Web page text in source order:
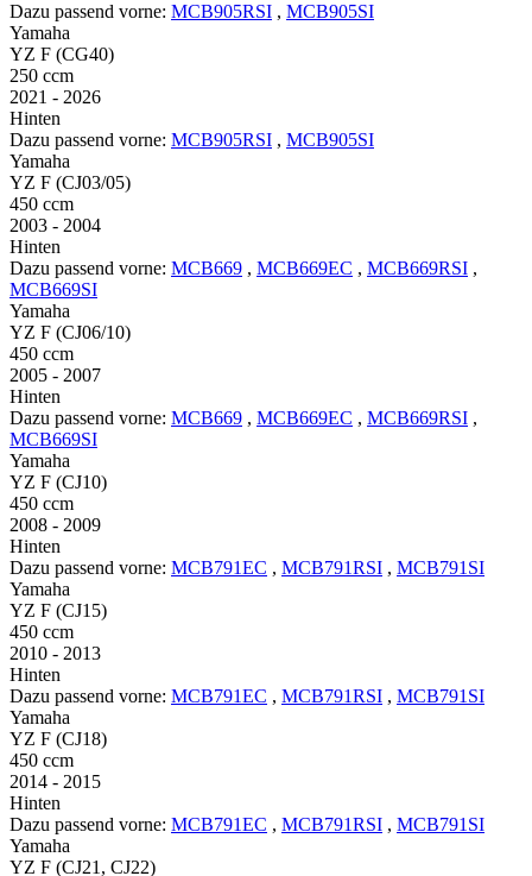
Dazu passend vorne: MCB905RSI , MCB905SI
Yamaha
YZ F (CG40)
250 ccm
2021 - 2026
Hinten
Dazu passend vorne: MCB905RSI , MCB905SI
Yamaha
YZ F (CJ03/05)
450 ccm
2003 - 2004
Hinten
Dazu passend vorne: MCB669 , MCB669EC , MCB669RSI ,
MCB669SI
Yamaha
YZ F (CJ06/10)
450 ccm
2005 - 2007
Hinten
Dazu passend vorne: MCB669 , MCB669EC , MCB669RSI ,
MCB669SI
Yamaha
YZ F (CJ10)
450 ccm
2008 - 2009
Hinten
Dazu passend vorne: MCB791EC , MCB791RSI , MCB791SI
Yamaha
YZ F (CJ15)
450 ccm
2010 - 2013
Hinten
Dazu passend vorne: MCB791EC , MCB791RSI , MCB791SI
Yamaha
YZ F (CJ18)
450 ccm
2014 - 2015
Hinten
Dazu passend vorne: MCB791EC , MCB791RSI , MCB791SI
Yamaha
YZ F (CJ21, CJ22)